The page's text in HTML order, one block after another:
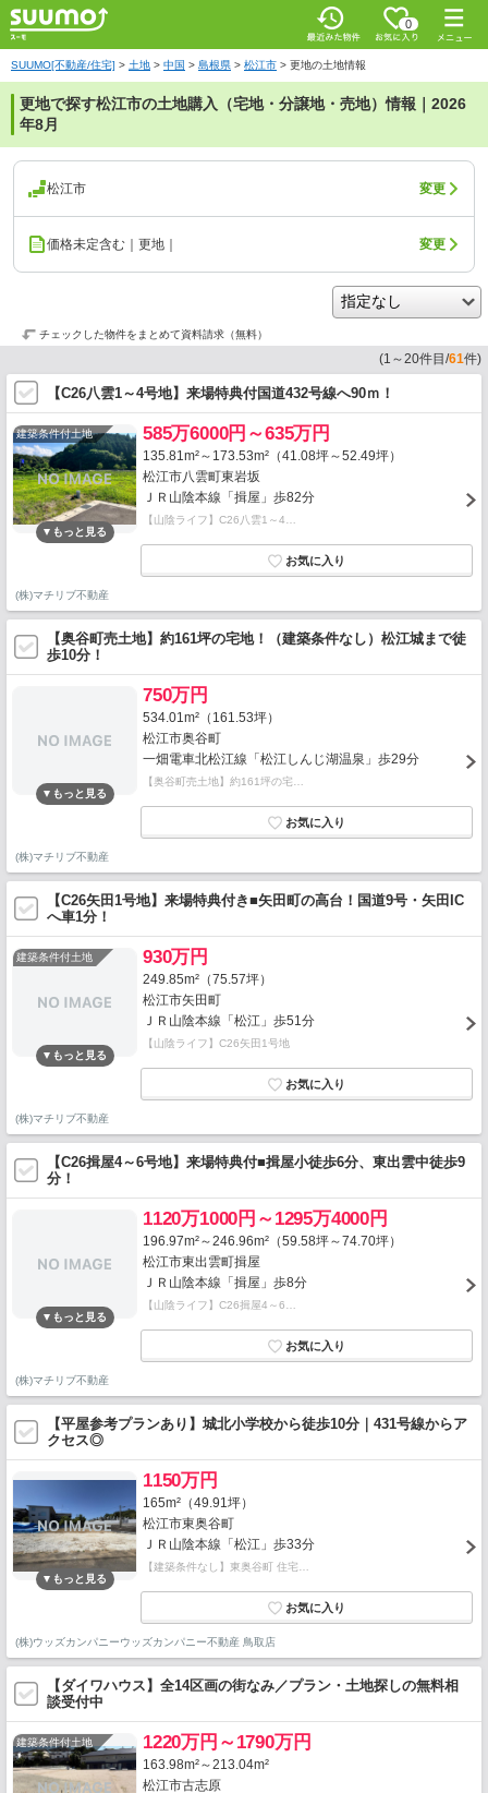
0
SUUMO[不動産/住宅] > 土地 > 中国 > 島根県 > 松江市 > 更地の土地情報
更地で探す松江市の土地購入（宅地・分譲地・売地）情報｜2026
年8月
松江市 変更
価格未定含む｜更地｜ 変更
チェックした物件をまとめて資料請求（無料）
(1 ～20件目/61件)
【C26八雲1～4号地】来場特典付国道432号線へ90ｍ！
建築条件付土地 585万6000円～635万円
135.81m²～173.53m²（41.08坪～52.49坪）
松江市八雲町東岩坂
ＪＲ山陰本線「揖屋」歩82分
【山陰ライフ】C26八雲1～4…
(株)マチリブ不動産
【奥谷町売土地】約161坪の宅地！（建築条件なし）松江城まで徒
歩10分！
750万円
534.01m²（161.53坪）
松江市奥谷町
一畑電車北松江線「松江しんじ湖温泉」歩29分
【奥谷町売土地】約161坪の宅…
(株)マチリブ不動産
【C26矢田1号地】来場特典付き■矢田町の高台！国道9号・矢田IC
へ車1分！
建築条件付土地 930万円
249.85m²（75.57坪）
松江市矢田町
ＪＲ山陰本線「松江」歩51分
【山陰ライフ】C26矢田1号地
(株)マチリブ不動産
【C26揖屋4～6号地】来場特典付■揖屋小徒歩6分、東出雲中徒歩9
分！
1120万1000円～1295万4000円
196.97m²～246.96m²（59.58坪～74.70坪）
松江市東出雲町揖屋
ＪＲ山陰本線「揖屋」歩8分
【山陰ライフ】C26揖屋4～6…
(株)マチリブ不動産
【平屋参考プランあり】城北小学校から徒歩10分｜431号線からア
クセス◎
1150万円
165m²（49.91坪）
松江市東奥谷町
ＪＲ山陰本線「松江」歩33分
【建築条件なし】東奥谷町 住宅…
(株)ウッズカンパニーウッズカンパニー不動産 鳥取店
【ダイワハウス】全14区画の街なみ／プラン・土地探しの無料相
談受付中
建築条件付土地 1220万円～1790万円
163.98m²～213.04m²
松江市古志原